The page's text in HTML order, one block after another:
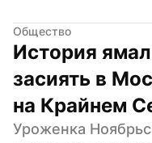
Общество
История
засиять в
на Крайнем
Уроженка